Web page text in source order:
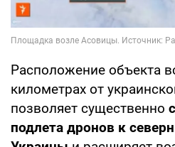
Расположение объекта
километрах от
позволяет существенно
подлета дронов к